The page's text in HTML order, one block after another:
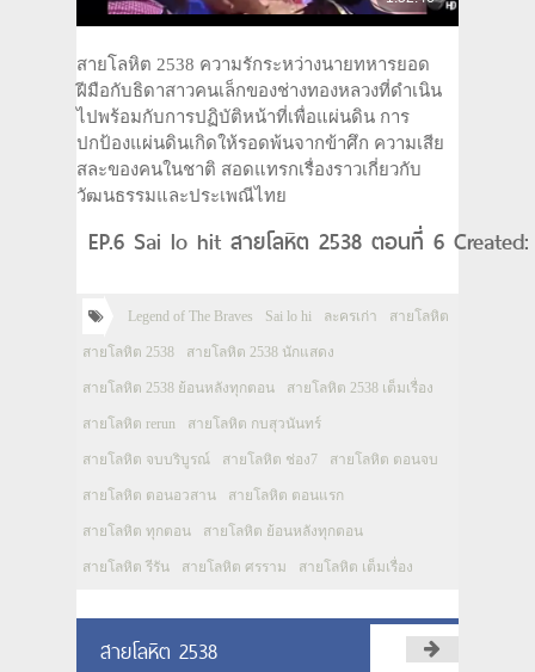
สายโลหิต 2538 ความรักระหว่างนายทหารยอด
ฝีมือกับธิดาสาวคนเล็กของช่างทองหลวงที่ดำเนิน
ไปพร้อมกับการปฏิบัติหน้าที่เพื่อแผ่นดิน การ
ปกป้องแผ่นดินเกิดให้รอดพ้นจากข้าศึก ความเสีย
สละของคนในชาติ สอดแทรกเรื่องราวเกี่ยวกับ
วัฒนธรรมและประเพณีไทย
EP.6 Sai lo hit สายโลหิต 2538 ตอนที่ 6
Legend of The Braves Sai lo hi ละครเก่า สายโลหิต
สายโลหิต 2538 สายโลหิต 2538 นักแสดง
สายโลหิต 2538 ย้อนหลังทุกตอน สายโลหิต 2538 เต็มเรื่อง
สายโลหิต rerun สายโลหิต กบสุวนันทร์
สายโลหิต จบบริบูรณ์ สายโลหิต ช่อง7 สายโลหิต ตอนจบ
สายโลหิต ตอนอวสาน สายโลหิต ตอนแรก
สายโลหิต ทุกตอน สายโลหิต ย้อนหลังทุกตอน
สายโลหิต รีรัน สายโลหิต ศรราม สายโลหิต เต็มเรื่อง
สายโลหิต 2538